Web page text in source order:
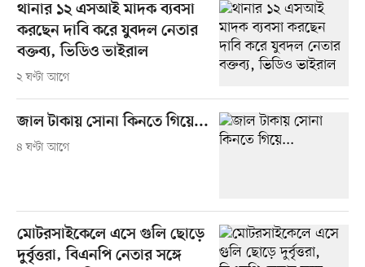
থানার ১২ এসআই মাদক ব্যবসা
করছেন দাবি করে যুবদল নেতার
বক্তব্য, ভিডিও ভাইরাল
২ ঘণ্টা আগে
জাল টাকায় সোনা কিনতে গিয়ে...
৪ ঘণ্টা আগে
মোটরসাইকেলে এসে গুলি ছোড়ে
দুর্বৃত্তরা, বিএনপি নেতার সঙ্গে